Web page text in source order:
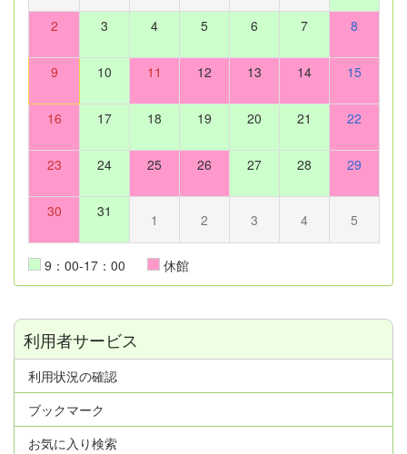
2 3 4 5 6 7 8
9 10 11 12 13 14 15
16 17 18 19 20 21 22
23 24 25 26 27 28 29
30 31 1 2 3 4 5
9：00-17：00 休館
利用者サービス
利用状況の確認
ブックマーク
お気に入り検索